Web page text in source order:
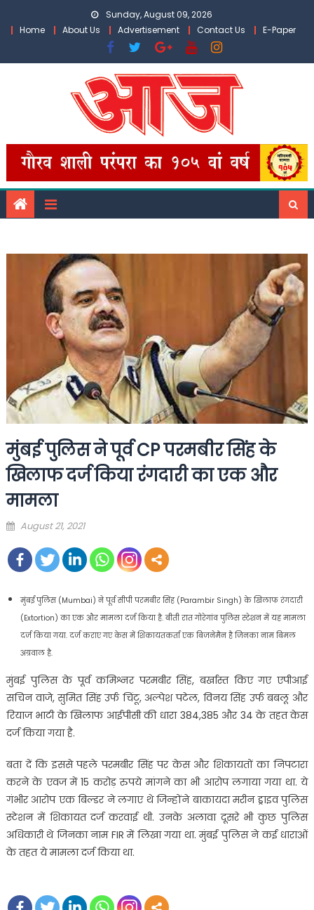
Sunday, August 09, 2026
Home
About Us Advertisement Contact Us E-Paper
मुंबई पुलिस ने पूर्व CP परमबीर सिंह के
खिलाफ दर्ज किया रंगदारी का एक और
मामला
Posted
August 21, 2021
मुंबई पुलिस (Mumbai) ने पूर्व सीपी परमबीर सिंह (Parambir Singh) के खिलाफ रंगदारी
(Extortion) का एक और मामला दर्ज किया है. बीती रात गोरेगांव पुलिस स्टेशन में यह मामला
दर्ज किया गया. दर्ज कराए गए केस में शिकायतकर्ता एक बिजनेमैन है जिनका नाम बिमल
अग्रवाल है.
मुंबई पुलिस के पूर्व कमिश्नर परमबीर सिंह, बर्खास्त किए गए एपीआई
सचिन वाजे, सुमित सिंह उर्फ चिंटू, अल्पेश पटेल, विनय सिंह उर्फ बबलू और
रियाज भाटी के खिलाफ आईपीसी की धारा 384,385 और 34 के तहत केस
दर्ज किया गया है.
बता दें कि इससे पहले परमबीर सिंह पर केस और शिकायतों का निपटारा
करने के एवज में 15 करोड़ रुपये मांगने का भी आरोप लगाया गया था. ये
गंभीर आरोप एक बिल्डर ने लगाए थे जिन्होंने बाकायदा मरीन ड्राइव पुलिस
स्टेशन में शिकायत दर्ज करवाई थी. उनके अलावा दूसरे भी कुछ पुलिस
अधिकारी थे जिनका नाम FIR में लिखा गया था. मुंबई पुलिस ने कई धाराओं
के तहत ये मामला दर्ज किया था.